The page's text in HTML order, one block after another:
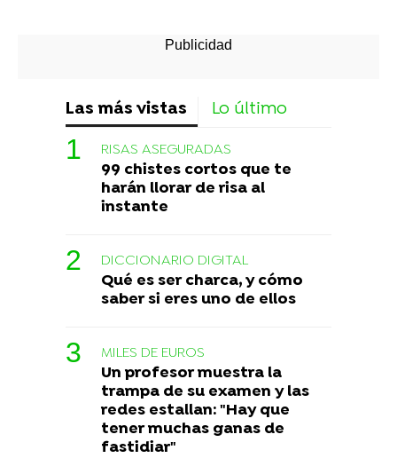
Las más vistas Lo último
RISAS ASEGURADAS
99 chistes cortos que te
harán llorar de risa al
instante
DICCIONARIO DIGITAL
Qué es ser charca, y cómo
saber si eres uno de ellos
MILES DE EUROS
Un profesor muestra la
trampa de su examen y las
redes estallan: "Hay que
tener muchas ganas de
fastidiar"